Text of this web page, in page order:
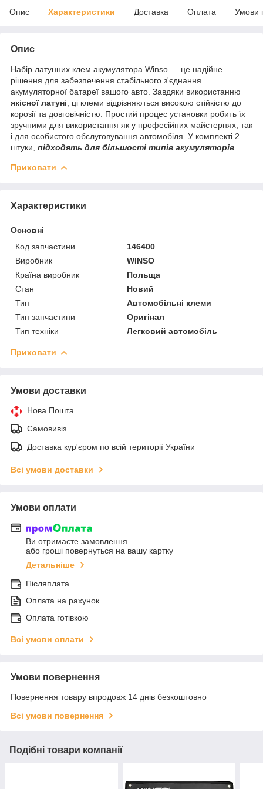
Опис Характеристики Доставка Оплата Умови
Опис
Набір латунних клем акумулятора Winso — це надійне
рішення для забезпечення стабільного з'єднання
акумуляторної батареї вашого авто. Завдяки використанню
якісної латуні , ці клеми відрізняються високою стійкістю до
корозії та довговічністю. Простий процес установки робить їх
зручними для використання як у професійних майстернях, так
і для особистого обслуговування автомобіля. У комплекті 2
штуки, підходять для більшості типів акумуляторів
Приховати
Характеристики
Основні
Код запчастини
146400
Виробник
WINSO
Країна виробник
Польща
Стан
Новий
Тип
Автомобільні клеми
Тип запчастини
Оригінал
Тип техніки
Легковий автомобіль
Приховати
Умови доставки
Нова Пошта
Самовивіз
Доставка кур'єром по всій території України
Всі умови доставки
Умови оплати
Ви отримаєте замовлення
або гроші повернуться на вашу картку
Детальніше
Післяплата
Оплата на рахунок
Оплата готівкою
Всі умови оплати
Умови повернення
Повернення товару впродовж 14 днів безкоштовно
Всі умови повернення
Подібні товари компанії